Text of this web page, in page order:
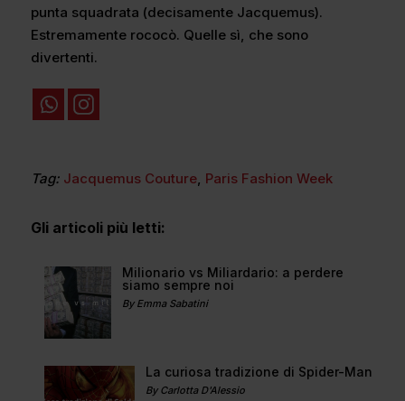
punta squadrata (decisamente Jacquemus).
Estremamente rococò. Quelle sì, che sono
divertenti.
Tag: Jacquemus Couture, Paris Fashion Week
Gli articoli più letti:
Milionario vs Miliardario: a perdere
siamo sempre noi
By Emma Sabatini
La curiosa tradizione di Spider-Man
By Carlotta D'Alessio